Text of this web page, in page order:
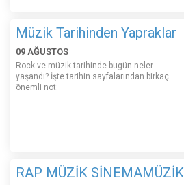
Müzik Tarihinden Yapraklar
09 AĞUSTOS
Rock ve müzik tarihinde bugün neler
yaşandı? İşte tarihin sayfalarından birkaç
önemli not:
RAP MÜZİK SİNEMAMÜZİK